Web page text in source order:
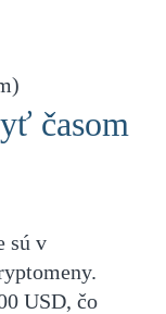
časom
sú v
USD, čo